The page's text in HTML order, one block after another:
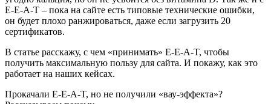
E-E-A-T – пока на сайте есть типовые технические ошибки,
он будет плохо ранжироваться, даже если загрузить 20
сертификатов.
В статье расскажу, с чем «принимать» E-E-A-T, чтобы
получить максимальную пользу для сайта. И покажу, как это
работает на наших кейсах.
Прокачали E-E-A-T, но не получили «вау-эффекта»?